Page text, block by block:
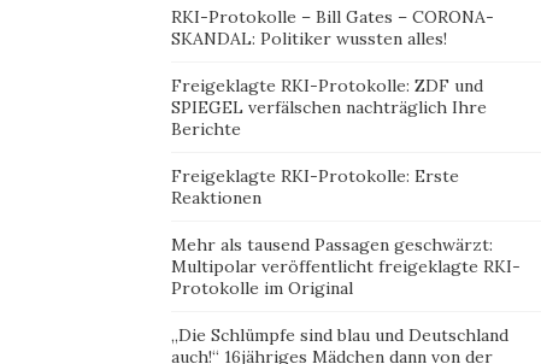
RKI-Protokolle – Bill Gates – CORONA-
SKANDAL: Politiker wussten alles!
Freigeklagte RKI-Protokolle: ZDF und
SPIEGEL verfälschen nachträglich Ihre
Berichte
Freigeklagte RKI-Protokolle: Erste
Reaktionen
Mehr als tausend Passagen geschwärzt:
Multipolar veröffentlicht freigeklagte RKI-
Protokolle im Original
„Die Schlümpfe sind blau und Deutschland
auch!“ 16jähriges Mädchen dann von der